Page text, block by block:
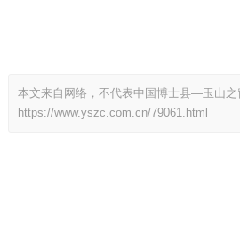
本文来自网络，不代表中国博士县—玉山之
https://www.yszc.com.cn/79061.html